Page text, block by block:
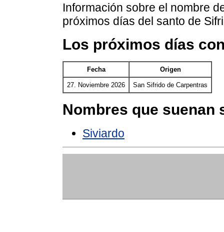
Información sobre el nombre
próximos días del santo de
Los próximos días
Fecha Origen
27. Noviembre 2026 San Sifrido de Carpentras
Nombres que suenan
Siviardo